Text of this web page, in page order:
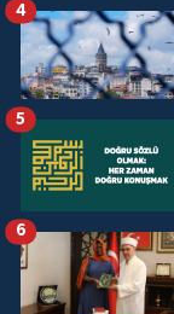
4
5
6
Yalova
Yozgat